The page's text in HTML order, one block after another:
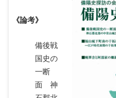
《論考》
備後戦
国史の
一断
面 神